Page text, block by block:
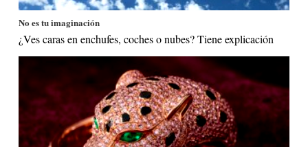
No es tu imaginación
¿Ves caras en enchufes, coches o nubes? Tiene explicación